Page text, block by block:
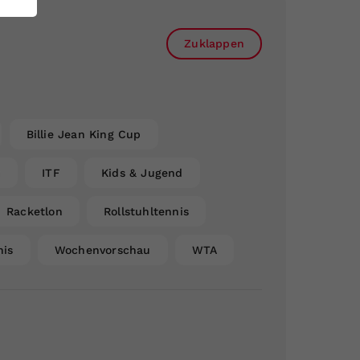
Zuklappen
Billie Jean King Cup
ITF Kids & Jugend
Racketlon Rollstuhltennis
Wochenvorschau WTA